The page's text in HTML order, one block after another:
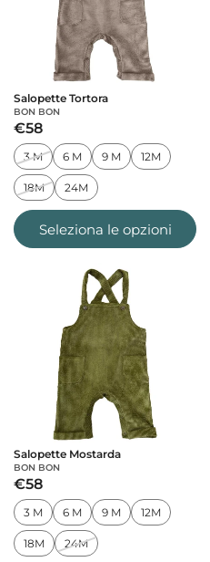
Salopette Tortora
BON BON
€58
3 M 6 M 9 M 12M
18M 24M
Seleziona le opzioni
Salopette Mostarda
BON BON
€58
3 M 6 M 9 M 12M
18M 24M